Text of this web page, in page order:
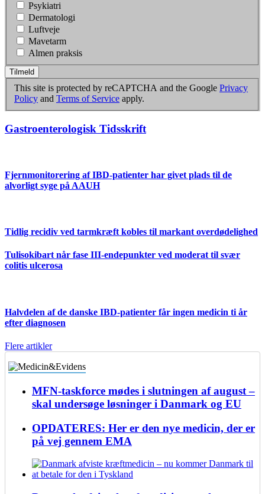
Psykiatri
Dermatologi
Luftveje
Mavetarm
Almen praksis
Tilmeld
This site is protected by reCAPTCHA and the Google Privacy
Policy and Terms of Service apply.
Gastroenterologisk Tidsskrift
Fjernmonitorering af IBD-patienter har givet plads til de
alvorligt syge på AAUH
Tidlig recidiv ved tarmkræft kobles til markant overdødelighed
Tulisokibart når fase III-endepunkter ved moderat til svær
colitis ulcerosa
Halvdelen af de danske IBD-patienter får ingen medicin ti år
efter diagnosen
Flere artikler
MFN-taskforce mødes i slutningen af august –
skal undersøge løsninger i Danmark og EU
OPDATERES: Her er den nye medicin, der er
på vej gennem EMA